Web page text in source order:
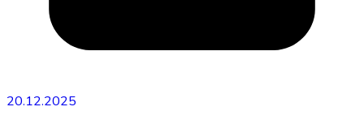
20.12.2025